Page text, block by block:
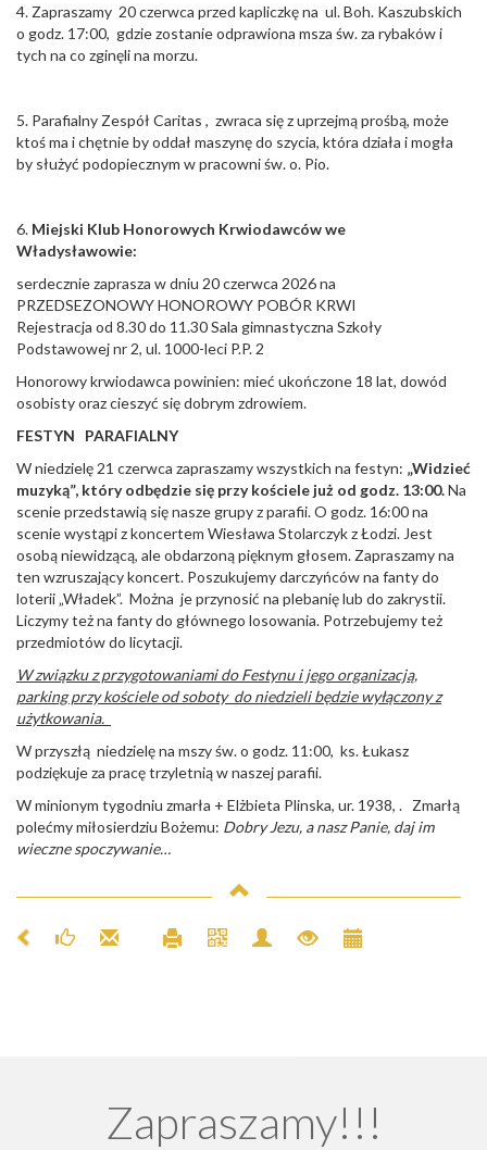
4. Zapraszamy 20 czerwca przed kapliczkę na ul. Boh. Kaszubskich
o godz. 17:00, gdzie zostanie odprawiona msza św. za rybaków i
tych na co zginęli na morzu.
5. Parafialny Zespół Caritas , zwraca się z uprzejmą prośbą, może
ktoś ma i chętnie by oddał maszynę do szycia, która działa i mogła
by służyć podopiecznym w pracowni św. o. Pio.
6. Miejski Klub Honorowych Krwiodawców we
Władysławowie:
serdecznie zaprasza w dniu 20 czerwca 2026 na
PRZEDSEZONOWY HONOROWY POBÓR KRWI
Rejestracja od 8.30 do 11.30 Sala gimnastyczna Szkoły
Podstawowej nr 2, ul. 1000-leci P.P. 2
Honorowy krwiodawca powinien: mieć ukończone 18 lat, dowód
osobisty oraz cieszyć się dobrym zdrowiem.
FESTYN PARAFIALNY
W niedzielę 21 czerwca zapraszamy wszystkich na festyn: „Widzieć
muzyką”, który odbędzie się przy kościele już od godz. 13:00.Na
scenie przedstawią się nasze grupy z parafii. O godz. 16:00 na
scenie wystąpi z koncertem Wiesława Stolarczyk z Łodzi. Jest
osobą niewidzącą, ale obdarzoną pięknym głosem. Zapraszamy na
ten wzruszający koncert. Poszukujemy darczyńców na fanty do
loterii „Władek”. Można je przynosić na plebanię lub do zakrystii.
Liczymy też na fanty do głównego losowania. Potrzebujemy też
przedmiotów do licytacji.
W związku z przygotowaniami do Festynu i jego organizacją,
parking przy kościele od soboty do niedzieli będzie wyłączony z
użytkowania.
W przyszłą niedzielę na mszy św. o godz. 11:00, ks. Łukasz
podziękuje za pracę trzyletnią w naszej parafii.
W minionym tygodniu zmarła + Elżbieta Plinska, ur. 1938, . Zmarłą
polećmy miłosierdziu Bożemu: Dobry Jezu, a nasz Panie, daj im
wieczne spoczywanie…
Zapraszamy!!!